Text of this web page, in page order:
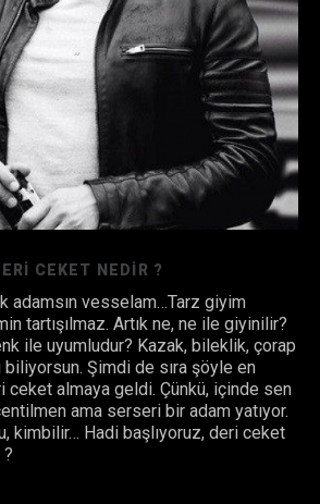
CEKET NEDIR ?
adamsın vesselam…Tarz giyim
tartışılmaz. Artık ne, ne ile giyinilir?
ile uyumludur? Kazak, bileklik, çorap
Şimdi de sıra şöyle en
ceket almaya geldi. Çünkü, içinde sen
ama serseri bir adam yatıyor.
kimbilir… Hadi başlıyoruz, deri ceket